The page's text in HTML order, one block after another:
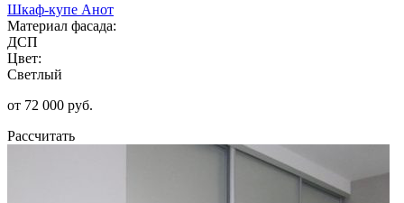
Шкаф-купе Анот
Материал фасада:
ДСП
Цвет:
Светлый
от 72 000 руб.
Рассчитать